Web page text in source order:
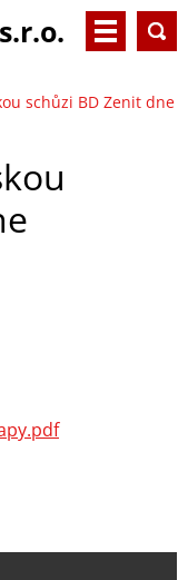
schůzi BD Zenit dne